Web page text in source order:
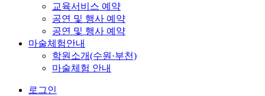
교육서비스 예약
공연 및 행사 예약
공연 및 행사 예약
마술체험안내
학원소개(수원·부천)
마술체험 안내
로그인